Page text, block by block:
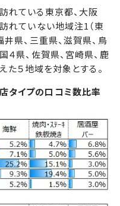
れている東京都、大阪
れていない地域注1（東
県、三重県、滋賀県、鳥
４県、佐賀県、宮崎県、鹿
た５地域を対象とする。
タイプの口コミ数比率